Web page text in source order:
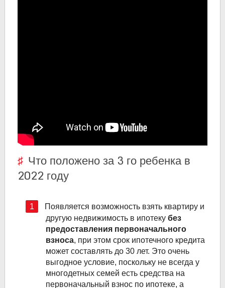
Что положено за 3 го ребенка в
2022 году
Появляется возможность взять квартиру и
другую недвижимость в ипотеку без
предоставления первоначального
взноса, при этом срок ипотечного кредита
может составлять до 30 лет. Это очень
выгодное условие, поскольку не всегда у
многодетных семей есть средства на
первоначальный взнос по ипотеке, а